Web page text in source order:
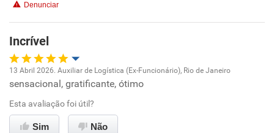
Benefícios
Recomenda esta empresa
Recomenda a diretoria
Denunciar
Incrível
Oportunidade de promoção
Ambiente de trabalho
13 Abril 2026. Auxiliar de Logística (Ex-Funcionário), Rio de Janeiro
sensacional, gratificante, ótimo
Esta avaliação foi útil?
Sim Não